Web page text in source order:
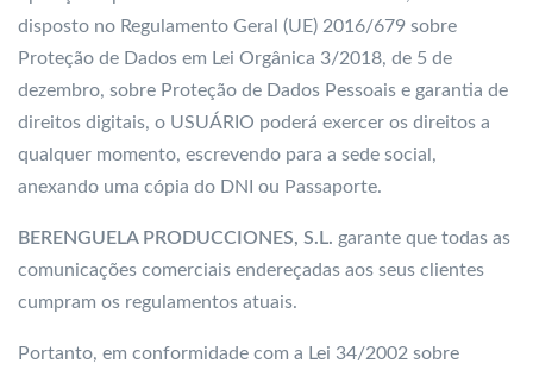
disposto no Regulamento Geral (UE) 2016/679 sobre
Proteção de Dados em Lei Orgânica 3/2018, de 5 de
dezembro, sobre Proteção de Dados Pessoais e garantia de
direitos digitais, o USUÁRIO poderá exercer os direitos a
qualquer momento, escrevendo para a sede social,
anexando uma cópia do DNI ou Passaporte.
BERENGUELA PRODUCCIONES, S.L. garante que todas as
comunicações comerciais endereçadas aos seus clientes
cumpram os regulamentos atuais.
Portanto, em conformidade com a Lei 34/2002 sobre